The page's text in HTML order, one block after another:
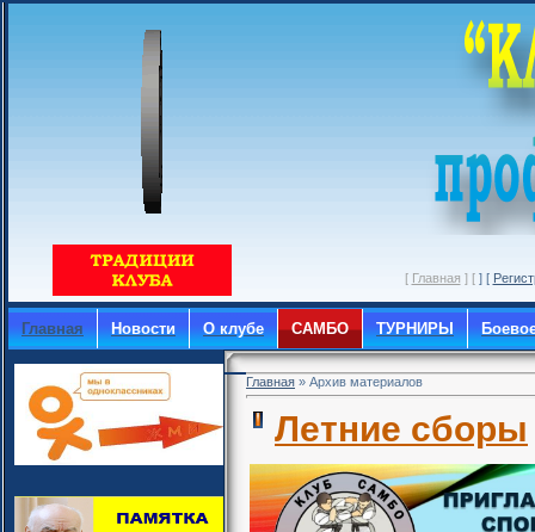
[ Главная ] [ ] [
Главная Новости О клубе САМБО ТУРНИРЫ
Главная » Архив материалов
Летние сборы